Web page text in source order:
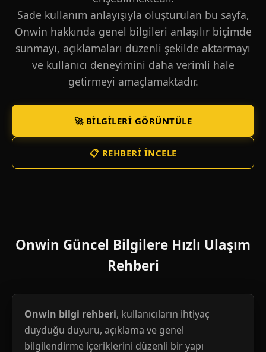
Sade kullanım anlayışıyla oluşturulan bu sayfa,
Onwin hakkında genel bilgileri anlaşılır biçimde
sunmayı, açıklamaları düzenli şekilde aktarmayı
ve kullanıcı deneyimini daha verimli hale
getirmeyi amaçlamaktadır.
🚀 BILGILERI GÖRÜNTÜLE
📋 REHBERI İNCELE
Onwin Güncel Bilgilere Hızlı Ulaşım
Rehberi
Onwin bilgi rehberi, kullanıcıların ihtiyaç
duyduğu duyuru, açıklama ve genel
bilgilendirme içeriklerini düzenli bir yapı